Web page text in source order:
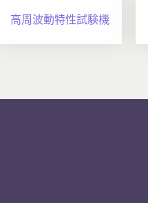
高周波動特性試験機